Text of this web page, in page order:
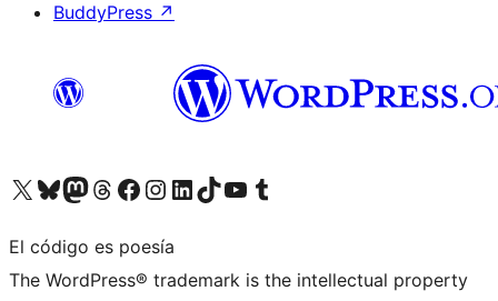
BuddyPress ↗
Visita nuestra cuenta de X (anteriormente Twitter)
Visita nuestra cuenta de Bluesky
Visita nuestra cuenta de Mastodon
Visita nuestra cuenta de Threads
Visita nuestra página de Facebook
Visita nuestra cuenta de Instagram
Visita nuestra cuenta de LinkedIn
Visita nuestra cuenta de TikTok
Visita nuestro canal de YouTube
Visita nuestra cuenta de Tumblr
El código es poesía
The WordPress® trademark is the intellectual property